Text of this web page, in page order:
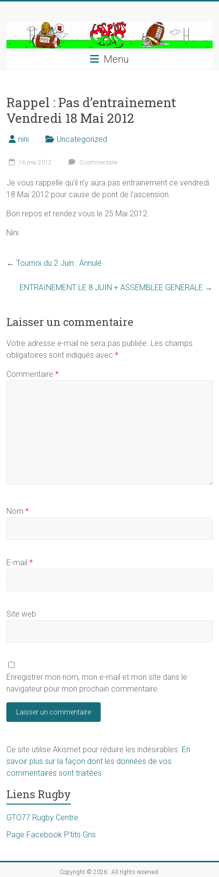
Menu
Rappel : Pas d’entrainement
Vendredi 18 Mai 2012
nini Uncategorized
16 mai 2012 0 commentaire
Je vous rappelle qu’il n’y aura pas entrainement ce vendredi
18 Mai 2012 pour cause de pont de l’ascension.
Bon repos et rendez vous le 25 Mai 2012.
Nini
← Tournoi du 2 Juin : Annulé
ENTRAINEMENT LE 8 JUIN + ASSEMBLEE GENERALE →
Laisser un commentaire
Votre adresse e-mail ne sera pas publiée. Les champs
obligatoires sont indiqués avec*
Commentaire*
Nom*
E-mail*
Site web
Enregistrer mon nom, mon e-mail et mon site dans le
navigateur pour mon prochain commentaire.
Ce site utilise Akismet pour réduire les indésirables. En
savoir plus sur la façon dont les données de vos
commentaires sont traitées.
Liens Rugby
GTO77 Rugby Centre
Page Facebook P'tits Gris
Copyright © 2026 . All rights reserved.